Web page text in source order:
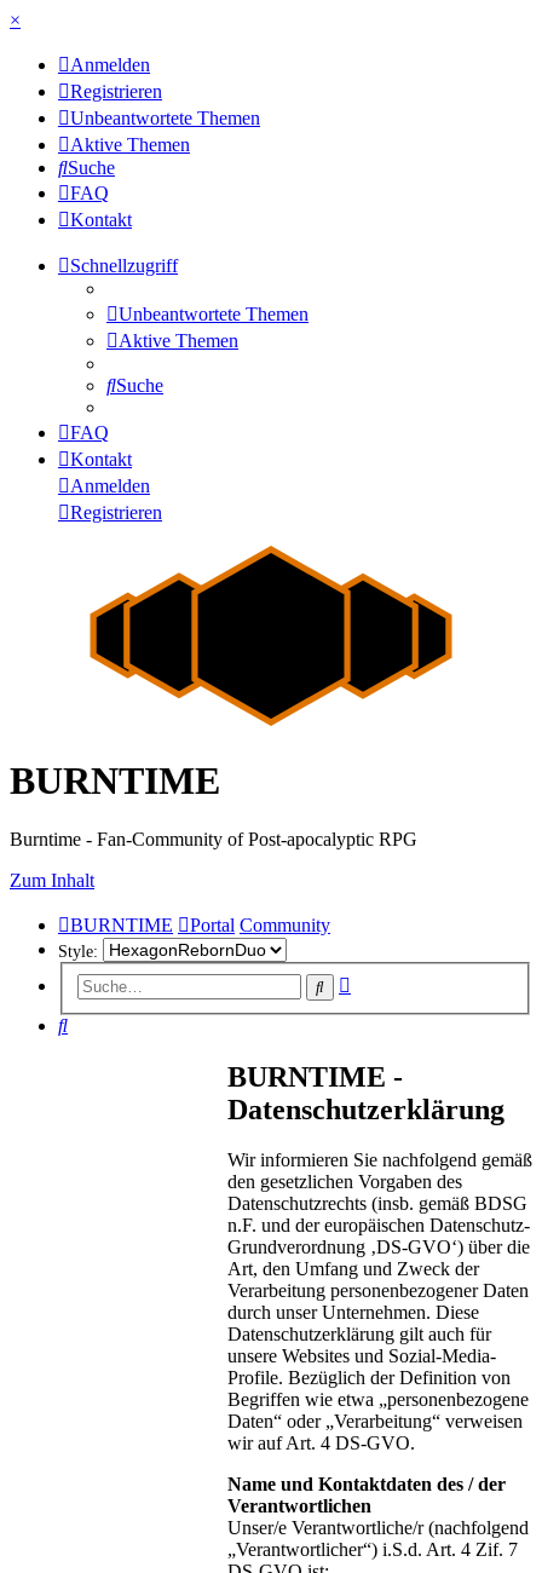
×
Anmelden
Registrieren
Unbeantwortete Themen
Aktive Themen
Suche
FAQ
Kontakt
Schnellzugriff
Unbeantwortete Themen
Aktive Themen
Suche
FAQ
Kontakt
Anmelden
Registrieren
BURNTIME
Burntime - Fan-Community of Post-apocalyptic RPG
Zum Inhalt
BURNTIME Portal Community
Style:
Suche
Suche
BURNTIME -
Datenschutzerklärung
Wir informieren Sie nachfolgend gemäß
den gesetzlichen Vorgaben des
Datenschutzrechts (insb. gemäß BDSG
n.F. und der europäischen Datenschutz-
Grundverordnung ‚DS-GVO‘) über die
Art, den Umfang und Zweck der
Verarbeitung personenbezogener Daten
durch unser Unternehmen. Diese
Datenschutzerklärung gilt auch für
unsere Websites und Sozial-Media-
Profile. Bezüglich der Definition von
Begriffen wie etwa „personenbezogene
Daten“ oder „Verarbeitung“ verweisen
wir auf Art. 4 DS-GVO.
Name und Kontaktdaten des / der
Verantwortlichen
Unser/e Verantwortliche/r (nachfolgend
„Verantwortlicher“) i.S.d. Art. 4 Zif. 7